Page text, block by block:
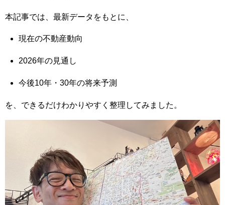
本記事では、最新データをもとに、
現在の不動産動向
2026年の見通し
今後10年・30年の将来予測
を、できるだけわかりやすく整理してみました。